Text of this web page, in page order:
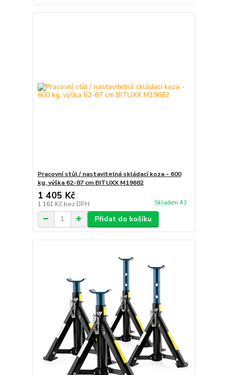
Pracovní stůl / nastavitelná skládací koza - 600
kg, výška 62-87 cm BITUXX M19682
1 405 Kč
1 161 Kč bez DPH Skladem 43
Přidat do košíku